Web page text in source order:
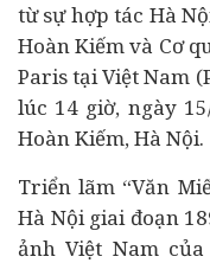
từ sự hợp tác Hà
Hoàn Kiếm và Cơ
Paris tại Việt Nam
lúc 14 giờ, ngày
Hoàn Kiếm, Hà Nội.
Triển lãm “Văn
Hà Nội giai đoạn
ảnh Việt Nam